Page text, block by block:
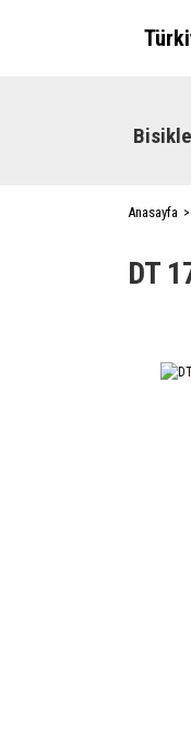
Anasayfa
DT